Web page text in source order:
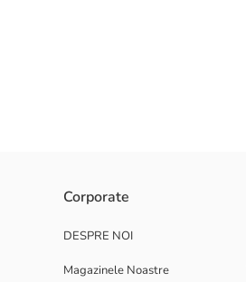
Corporate
DESPRE NOI
Magazinele Noastre